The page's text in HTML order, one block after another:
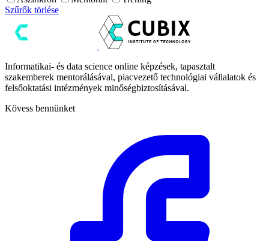
Szűrők törlése
Informatikai- és data science online képzések, tapasztalt
szakemberek mentorálásával, piacvezető technológiai vállalatok és
felsőoktatási intézmények minőségbiztosításával.
Kövess bennünket